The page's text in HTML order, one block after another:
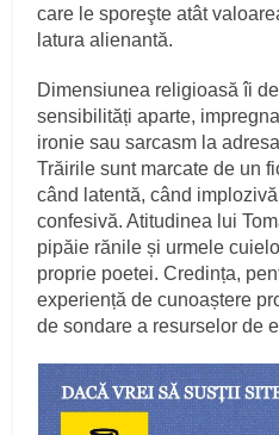
care le sporeşte atât
latura alienantă.
Dimensiunea religioasă îi
sensibilități aparte,
ironie sau sarcasm la
Trăirile sunt marcate de un
când latentă, când
confesivă. Atitudinea lui
pipăie rănile și urmele
proprie poetei. Credința,
experiență de cunoaștere
de sondare a resurselor de